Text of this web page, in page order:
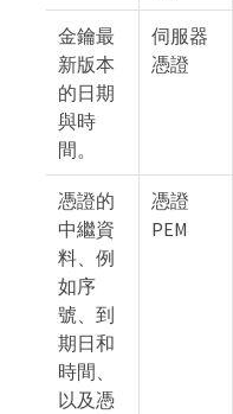
金鑰最
新版本
的日期
與時
間。
伺服器
憑證
憑證的
中繼資
料、例
如序
號、到
期日和
時間、
以及憑
憑證
PEM